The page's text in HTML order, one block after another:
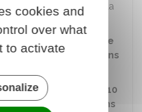
se prescrit 1 an après la
peine de 10 ans de
délitqui se prescrit
6 ans
faits.
peine de plus de 10
qui se prescrit
20 ans
cookies and
over what
to activate